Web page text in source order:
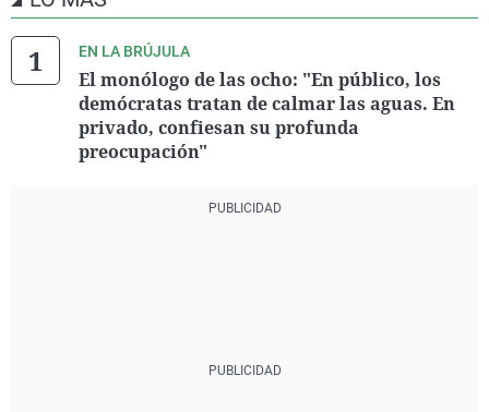
EN LA BRÚJULA
El monólogo de las ocho: "En público, los
demócratas tratan de calmar las aguas. En
privado, confiesan su profunda
preocupación"